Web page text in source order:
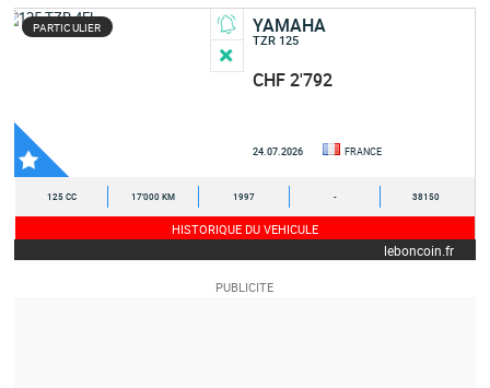
PARTICULIER YAMAHA
TZR 125
CHF 2'792
24.07.2026 FRANCE
125 CC 17'000 KM 1997 - 38150
HISTORIQUE DU VEHICULE
leboncoin.fr